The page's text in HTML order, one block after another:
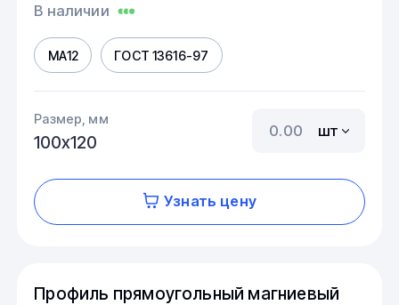
В наличии
МА12 ГОСТ 13616-97
Размер, мм
100х120
шт
Узнать цену
Профиль прямоугольный магниевый